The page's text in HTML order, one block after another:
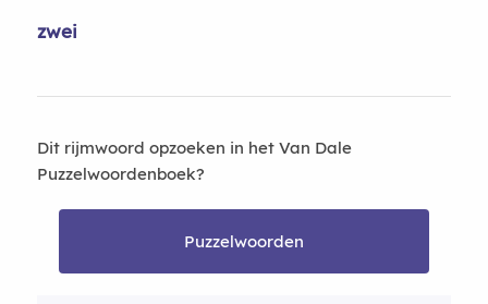
zwei
Dit rijmwoord opzoeken in het Van Dale
Puzzelwoordenboek?
Puzzelwoorden